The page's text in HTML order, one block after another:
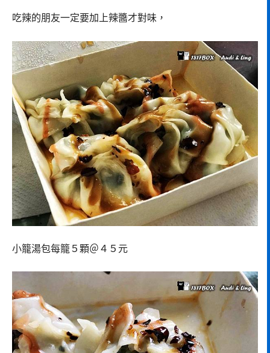
吃辣的朋友一定要加上辣醬才對味，
小籠湯包每籠５顆＠４５元